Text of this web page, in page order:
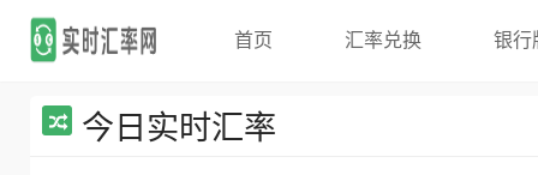
首页 汇率兑换 银行
今日实时汇率